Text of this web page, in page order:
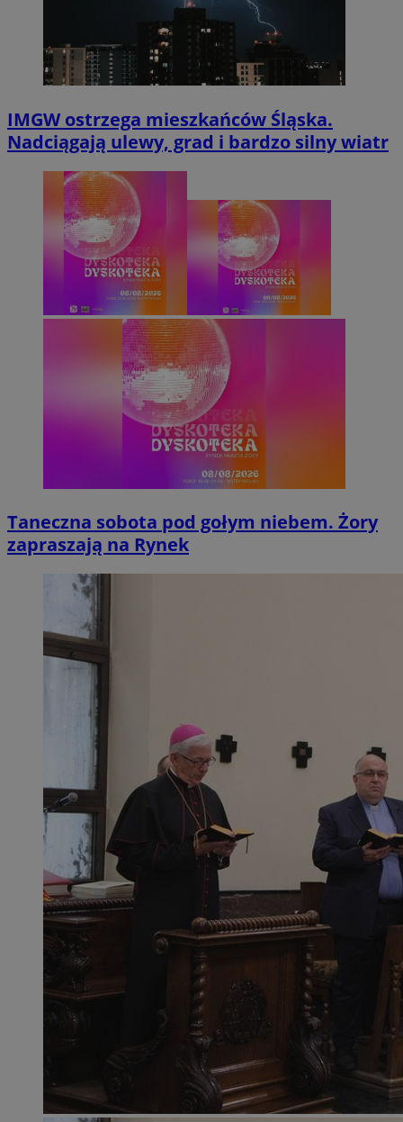
IMGW ostrzega mieszkańców Śląska.
Nadciągają ulewy, grad i bardzo silny wiatr
Taneczna sobota pod gołym niebem. Żory
zapraszają na Rynek